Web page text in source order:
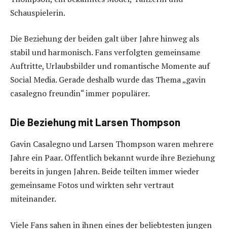
Schauspielerin.
Die Beziehung der beiden galt über Jahre hinweg als
stabil und harmonisch. Fans verfolgten gemeinsame
Auftritte, Urlaubsbilder und romantische Momente auf
Social Media. Gerade deshalb wurde das Thema „gavin
casalegno freundin“ immer populärer.
Die Beziehung mit Larsen Thompson
Gavin Casalegno und Larsen Thompson waren mehrere
Jahre ein Paar. Öffentlich bekannt wurde ihre Beziehung
bereits in jungen Jahren. Beide teilten immer wieder
gemeinsame Fotos und wirkten sehr vertraut
miteinander.
Viele Fans sahen in ihnen eines der beliebtesten jungen